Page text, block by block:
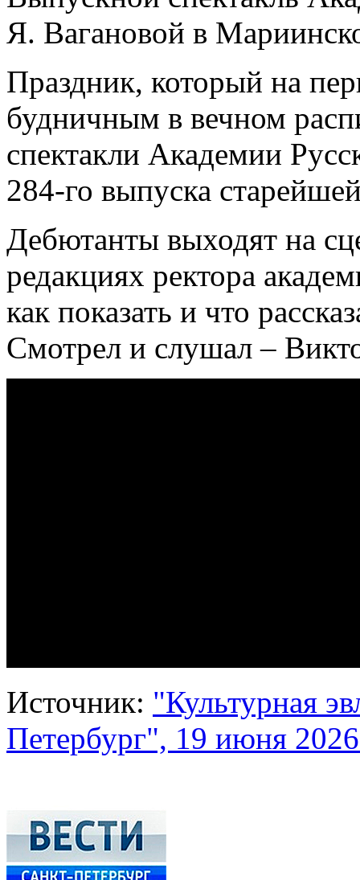
Я. Вагановой в
Праздник, который на
будничным в вечном
спектакли Академии
284-го выпуска
Дебютанты выходят на
редакциях ректора
как показать и что
Смотрел и слушал –
Источник: "Культурная
Петербург", 19 июня 2026